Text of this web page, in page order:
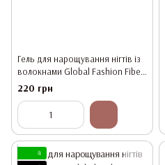
Гель для нарощування нігтів із
волокнами Global Fashion Fiber
Builder Gel #01, 15 г
220 грн
4